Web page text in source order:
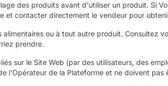
des produits avant d'utiliser un produit. Si
contacter directement le vendeur pour
ou à tout autre produit. Consultez
prendre.
sur le Site Web (par des utilisateurs, des
l'Opérateur de la Plateforme et ne doivent